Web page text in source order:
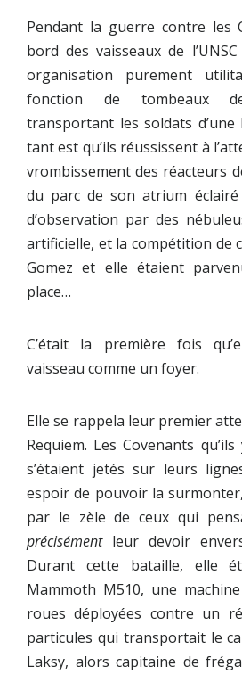
Pendant la guerre contre les
bord des vaisseaux de
organisation purement
fonction de tombeaux
transportant les soldats d’une
tant est qu’ils réussissent à
vrombissement des réacteurs
du parc de son atrium
d’observation par des
artificielle, et la compétition de
Gomez et elle étaient
place…
C’était la première fois
vaisseau comme un foyer.
Elle se rappela leur premier
Requiem. Les Covenants
s’étaient jetés sur leurs
espoir de pouvoir la
par le zèle de ceux qui
précisémentleur devoir
Durant cette bataille, elle
Mammoth M510, une
roues déployées contre un
particules qui transportait le
Laksy, alors capitaine de